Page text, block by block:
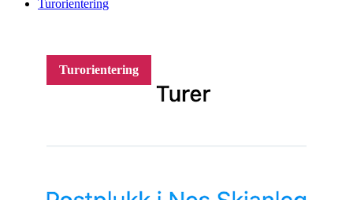
Turorientering
Turorientering